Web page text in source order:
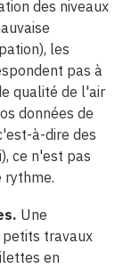
des niveaux
les
pas à
qualité de l'air
données de
à-dire des
ce n'est pas
rythme.
Une
petits travaux
en